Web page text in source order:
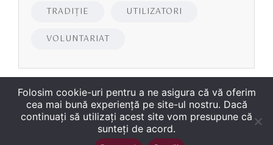
TRADIȚIE UTILIZATORI
VOLUNTARIAT
Folosim cookie-uri pentru a ne asigura că vă oferim
cea mai bună experiență pe site-ul nostru. Dacă
continuați să utilizați acest site vom presupune că
sunteți de acord.